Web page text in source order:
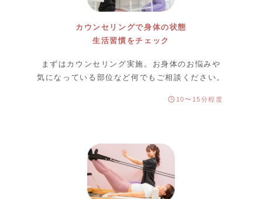
カウンセリングで身体の状態
生活習慣をチェック
まずはカウンセリング実施。お身体のお悩みや
気になっている部位など何でもご相談ください。
10〜15分程度